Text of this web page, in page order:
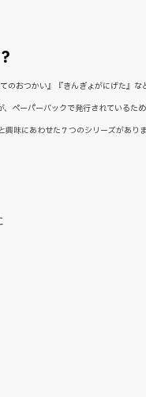
おつかい』『きんぎょがにげた』
ペーパーバックで発行されているた
味にあわせた７つのシリーズがありま